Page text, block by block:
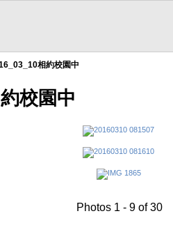
相約校園中
校園中
Photos 1 - 9 of 30